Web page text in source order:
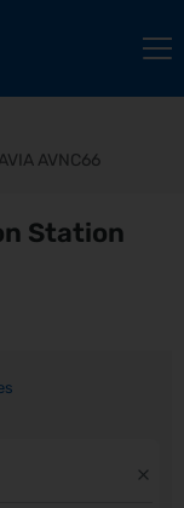
AVNC66
Station